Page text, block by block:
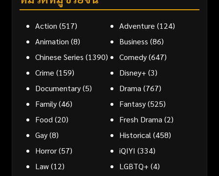
Action (517) Adventure (124)
Animation (8) Business (86)
Chinese Series (1390) Comedy(647)
Crime (159) Disney+ (3)
Documentary(5) Drama(767)
Family(46) Fantasy(525)
Food(20) Fresh Drama(2)
Gay(8) Historical(458)
Horror(57) iQIYI (334)
Law(12) LGBTQ+ (4)